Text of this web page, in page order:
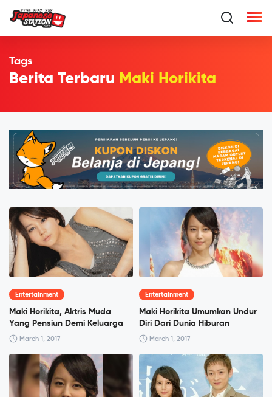
Tags
Berita Terbaru Maki Horikita
Entertainment
Maki Horikita, Aktris Muda
Yang Pensiun Demi Keluarga
March 1, 2017
Entertainment
Maki Horikita Umumkan Undur
Diri Dari Dunia Hiburan
March 1, 2017